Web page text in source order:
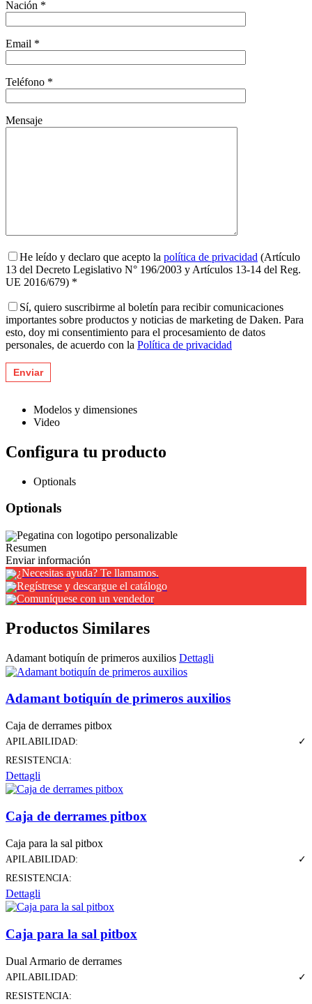
Nación *
Email *
Teléfono *
Mensaje
He leído y declaro que acepto la política de privacidad (Artículo
13 del Decreto Legislativo N° 196/2003 y Artículos 13-14 del Reg.
UE 2016/679) *
Sí, quiero suscribirme al boletín para recibir comunicaciones
importantes sobre productos y noticias de marketing de Daken. Para
esto, doy mi consentimiento para el procesamiento de datos
personales, de acuerdo con la Política de privacidad
Modelos y dimensiones
Video
Configura tu producto
Optionals
Optionals
Pegatina con logotipo personalizable
Resumen
Enviar información
¿Necesitas ayuda? Te llamamos.
Regístrese y descargue el catálogo
Comuníquese con un vendedor
Productos Similares
Adamant botiquín de primeros auxilios Dettagli
Adamant botiquín de primeros auxilios
Caja de derrames pitbox
APILABILIDAD:
✓
RESISTENCIA:
Dettagli
Caja de derrames pitbox
Caja para la sal pitbox
APILABILIDAD:
✓
RESISTENCIA:
Dettagli
Caja para la sal pitbox
Dual Armario de derrames
APILABILIDAD:
✓
RESISTENCIA: